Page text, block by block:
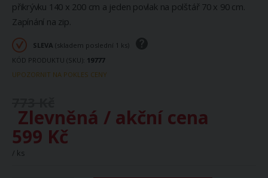
přikrývku 140 x 200 cm a jeden povlak na polštář 70 x 90 cm.
Zapínání na zip.
SLEVA (skladem poslední 1 ks)
KÓD PRODUKTU (SKU) 19777
UPOZORNIT NA POKLES CENY
Zlevněná / akční cena
599 Kč
/ ks